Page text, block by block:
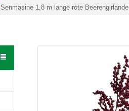
Senmasine 1,8 m lange rote